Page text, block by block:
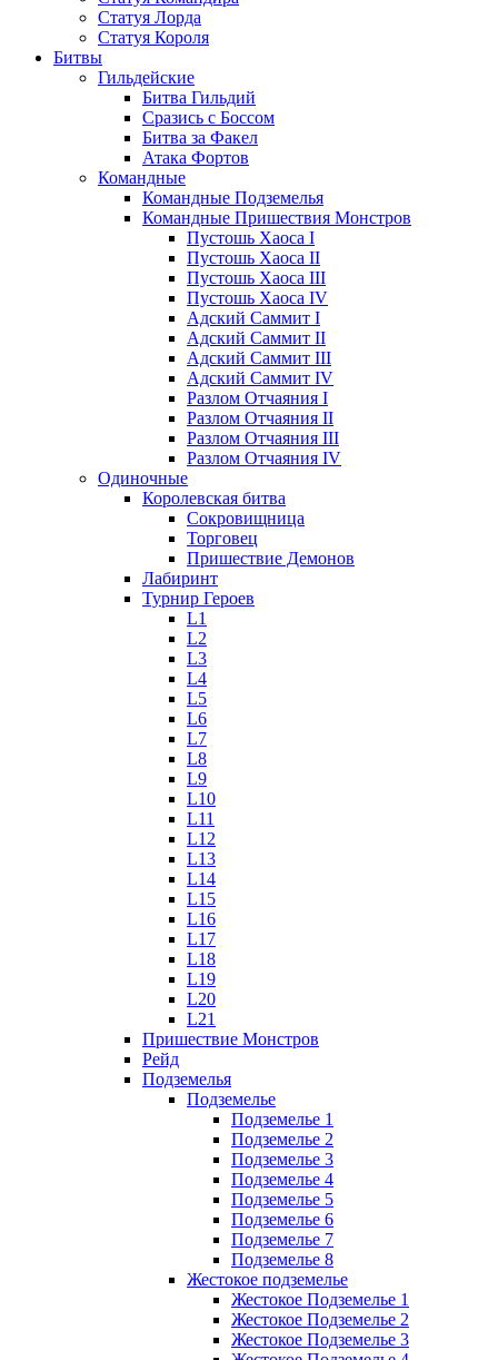
Статуя Лорда
Статуя Короля
Битвы
Гильдейские
Битва Гильдий
Сразись с Боссом
Битва за Факел
Атака Фортов
Командные
Командные Подземелья
Командные Пришествия Монстров
Пустошь Хаоса I
Пустошь Хаоса II
Пустошь Хаоса III
Пустошь Хаоса IV
Адский Саммит I
Адский Саммит II
Адский Саммит III
Адский Саммит IV
Разлом Отчаяния I
Разлом Отчаяния II
Разлом Отчаяния III
Разлом Отчаяния IV
Одиночные
Королевская битва
Сокровищница
Торговец
Пришествие Демонов
Лабиринт
Турнир Героев
L1
L2
L3
L4
L5
L6
L7
L8
L9
L10
L11
L12
L13
L14
L15
L16
L17
L18
L19
L20
L21
Пришествие Монстров
Рейд
Подземелья
Подземелье
Подземелье 1
Подземелье 2
Подземелье 3
Подземелье 4
Подземелье 5
Подземелье 6
Подземелье 7
Подземелье 8
Жестокое подземелье
Жестокое Подземелье 1
Жестокое Подземелье 2
Жестокое Подземелье 3